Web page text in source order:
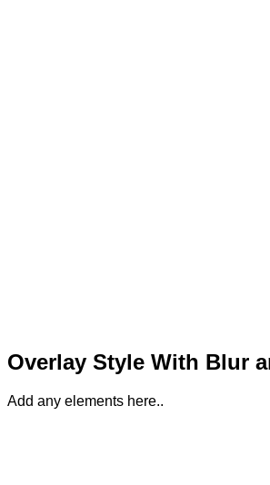
Overlay Style With Blur
Add any elements here..